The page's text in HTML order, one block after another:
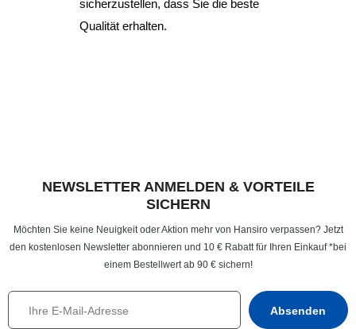
sicherzustellen, dass Sie die beste
Qualität erhalten.
NEWSLETTER ANMELDEN & VORTEILE
SICHERN
Möchten Sie keine Neuigkeit oder Aktion mehr von Hansiro verpassen? Jetzt
den kostenlosen Newsletter abonnieren und 10 € Rabatt für Ihren Einkauf *bei
einem Bestellwert ab 90 € sichern!